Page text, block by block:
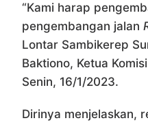
“Kami harap
pengembangan jalan
Lontar Sambikerep
Baktiono, Ketua
Senin, 16/1/2023.
Dirinya menjelaskan,